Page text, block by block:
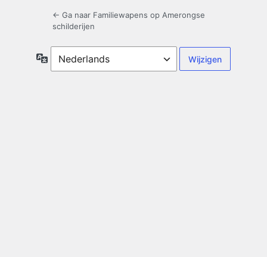
← Ga naar Familiewapens op Amerongse
schilderijen
Taal